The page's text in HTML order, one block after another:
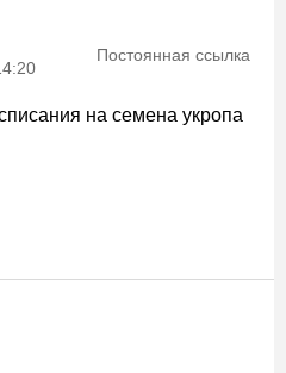
Постоянная ссылка
на семена укропа